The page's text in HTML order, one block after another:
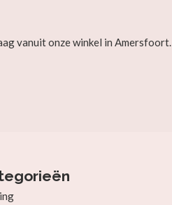
vanuit onze winkel in Amersfoort.